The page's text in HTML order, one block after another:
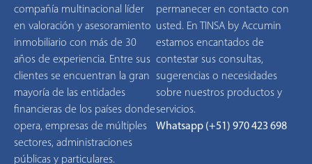
compañía multinacional líder
en valoración y asesoramiento
inmobiliario con más de 30
años de experiencia. Entre sus
clientes se encuentran la gran
mayoría de las entidades
financieras de los países donde
opera, empresas de múltiples
sectores, administraciones
públicas y particulares.
permanecer en contacto con
usted. En TINSA by Accumin
estamos encantados de
contestar sus consultas,
sugerencias o necesidades
sobre nuestros productos y
servicios.
Whatsapp (+51) 970 423 698